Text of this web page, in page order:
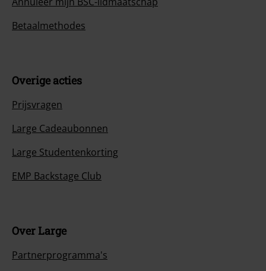
Betaalmethodes
Overige acties
Prijsvragen
Large Cadeaubonnen
Large Studentenkorting
EMP Backstage Club
Over Large
Partnerprogramma's